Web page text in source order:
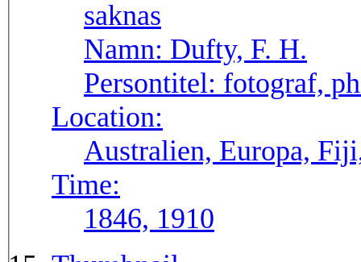
Namn: Dufty, F. H.
Persontitel: fotograf,
Location:
Australien, Europa,
Time:
1846, 1910